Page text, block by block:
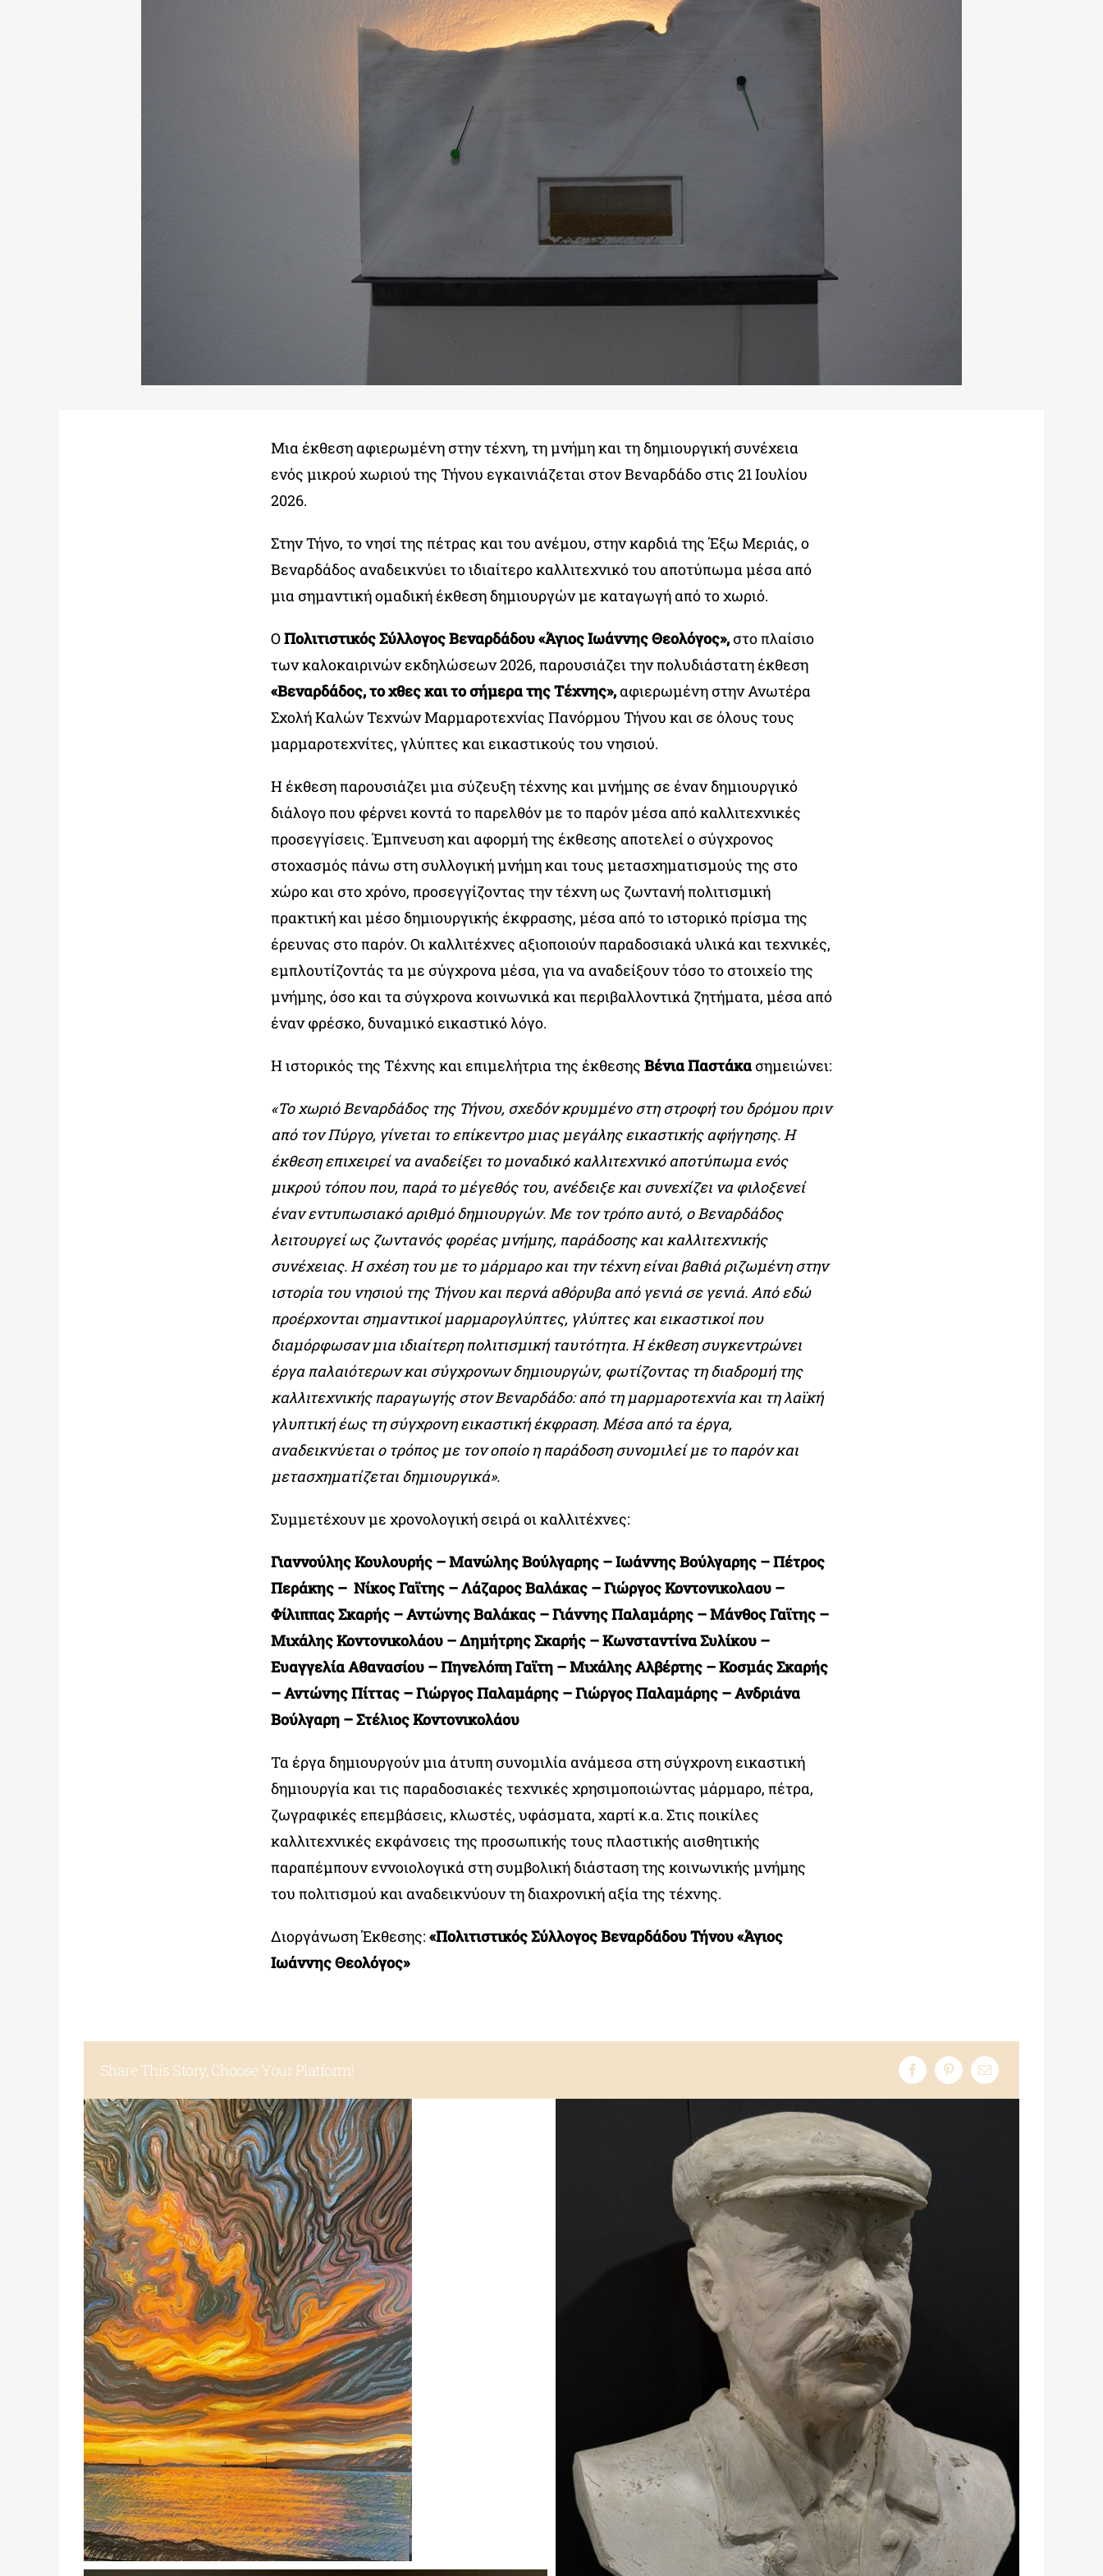
Μια έκθεση αφιερωμένη στην τέχνη, τη μνήμη και τη δημιουργική συνέχεια
ενός μικρού χωριού της Τήνου εγκαινιάζεται στον Βεναρδάδο στις 21 Ιουλίου
2026.
Στην Τήνο, το νησί της πέτρας και του ανέμου, στην καρδιά της Έξω Μεριάς, ο
Βεναρδάδος αναδεικνύει το ιδιαίτερο καλλιτεχνικό του αποτύπωμα μέσα από
μια σημαντική ομαδική έκθεση δημιουργών με καταγωγή από το χωριό.
ΟΠολιτιστικός Σύλλογος Βεναρδάδου«Άγιος Ιωάννης Θεολόγος»,στο πλαίσιο
των καλοκαιρινών εκδηλώσεων 2026, παρουσιάζει την πολυδιάστατη έκθεση
«Βεναρδάδος, το χθες και το σήμερα της Τέχνης»,αφιερωμένη στην Ανωτέρα
Σχολή Καλών Τεχνών Μαρμαροτεχνίας Πανόρμου Τήνου και σε όλους τους
μαρμαροτεχνίτες, γλύπτες και εικαστικούς του νησιού.
Η έκθεση παρουσιάζει μια σύζευξη τέχνης και μνήμης σε έναν δημιουργικό
διάλογο που φέρνει κοντά το παρελθόν με το παρόν μέσα από καλλιτεχνικές
προσεγγίσεις. Έμπνευση και αφορμή της έκθεσης αποτελεί ο σύγχρονος
στοχασμός πάνω στη συλλογική μνήμη και τους μετασχηματισμούς της στο
χώρο και στο χρόνο, προσεγγίζοντας την τέχνη ως ζωντανή πολιτισμική
πρακτική και μέσο δημιουργικής έκφρασης, μέσα από το ιστορικό πρίσμα της
έρευνας στο παρόν. Οι καλλιτέχνες αξιοποιούν παραδοσιακά υλικά και τεχνικές,
εμπλουτίζοντάς τα με σύγχρονα μέσα, για να αναδείξουν τόσο το στοιχείο της
μνήμης, όσο και τα σύγχρονα κοινωνικά και περιβαλλοντικά ζητήματα, μέσα από
έναν φρέσκο, δυναμικό εικαστικό λόγο.
Η ιστορικός της Τέχνης και επιμελήτρια της έκθεσης Βένια Παστάκασημειώνει:
«Το χωριό Βεναρδάδος της Τήνου, σχεδόν κρυμμένο στη στροφή του δρόμου πριν
από τον Πύργο, γίνεται το επίκεντρο μιας μεγάλης εικαστικής αφήγησης. Η
έκθεση επιχειρεί να αναδείξει το μοναδικό καλλιτεχνικό αποτύπωμα ενός
μικρού τόπου που, παρά το μέγεθός του, ανέδειξε και συνεχίζει να φιλοξενεί
έναν εντυπωσιακό αριθμό δημιουργών. Με τον τρόπο αυτό, ο Βεναρδάδος
λειτουργεί ως ζωντανός φορέας μνήμης, παράδοσης και καλλιτεχνικής
συνέχειας. Η σχέση του με το μάρμαρο και την τέχνη είναι βαθιά ριζωμένη στην
ιστορία του νησιού της Τήνου και περνά αθόρυβα από γενιά σε γενιά. Από εδώ
προέρχονται σημαντικοί μαρμαρογλύπτες, γλύπτες και εικαστικοί που
διαμόρφωσαν μια ιδιαίτερη πολιτισμική ταυτότητα. Η έκθεση συγκεντρώνει
έργα παλαιότερων και σύγχρονων δημιουργών, φωτίζοντας τη διαδρομή της
καλλιτεχνικής παραγωγής στον Βεναρδάδο: από τη μαρμαροτεχνία και τη λαϊκή
γλυπτική έως τη σύγχρονη εικαστική έκφραση. Μέσα από τα έργα,
αναδεικνύεται ο τρόπος με τον οποίο η παράδοση συνομιλεί με το παρόν και
μετασχηματίζεται δημιουργικά».
Συμμετέχουν με χρονολογική σειρά οι καλλιτέχνες:
Γιαννούλης Κουλουρής – Μανώλης Βούλγαρης – Ιωάννης Βούλγαρης – Πέτρος
Περάκης – Νίκος Γαϊτης – Λάζαρος Βαλάκας – Γιώργος Κοντονικολαου –
Φίλιππας Σκαρής – Αντώνης Βαλάκας – Γιάννης Παλαμάρης – Μάνθος Γαϊτης –
Μιχάλης Κοντονικολάου – Δημήτρης Σκαρής – Κωνσταντίνα Συλίκου –
Ευαγγελία Αθανασίου – Πηνελόπη Γαϊτη – Μιχάλης Αλβέρτης – Κοσμάς Σκαρής
– Αντώνης Πίττας – Γιώργος Παλαμάρης – Γιώργος Παλαμάρης – Ανδριάνα
Βούλγαρη – Στέλιος Κοντονικολάου
Τα έργα δημιουργούν μια άτυπη συνομιλία ανάμεσα στη σύγχρονη εικαστική
δημιουργία και τις παραδοσιακές τεχνικές χρησιμοποιώντας μάρμαρο, πέτρα,
ζωγραφικές επεμβάσεις, κλωστές, υφάσματα, χαρτί κ.α. Στις ποικίλες
καλλιτεχνικές εκφάνσεις της προσωπικής τους πλαστικής αισθητικής
παραπέμπουν εννοιολογικά στη συμβολική διάσταση της κοινωνικής μνήμης
του πολιτισμού και αναδεικνύουν τη διαχρονική αξία της τέχνης.
Διοργάνωση Έκθεσης: «Πολιτιστικός Σύλλογος Βεναρδάδου Τήνου «Άγιος
Ιωάννης Θεολόγος»
Share This Story, Choose Your Platform!